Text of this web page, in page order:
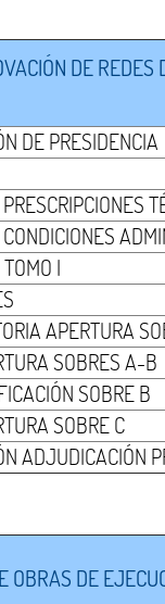
DE
DE PRESIDENCIA
I
APERTURA
SOBRES A-B
SOBRE B
SOBRE C
ADJUDICACIÓN
OBRAS DE